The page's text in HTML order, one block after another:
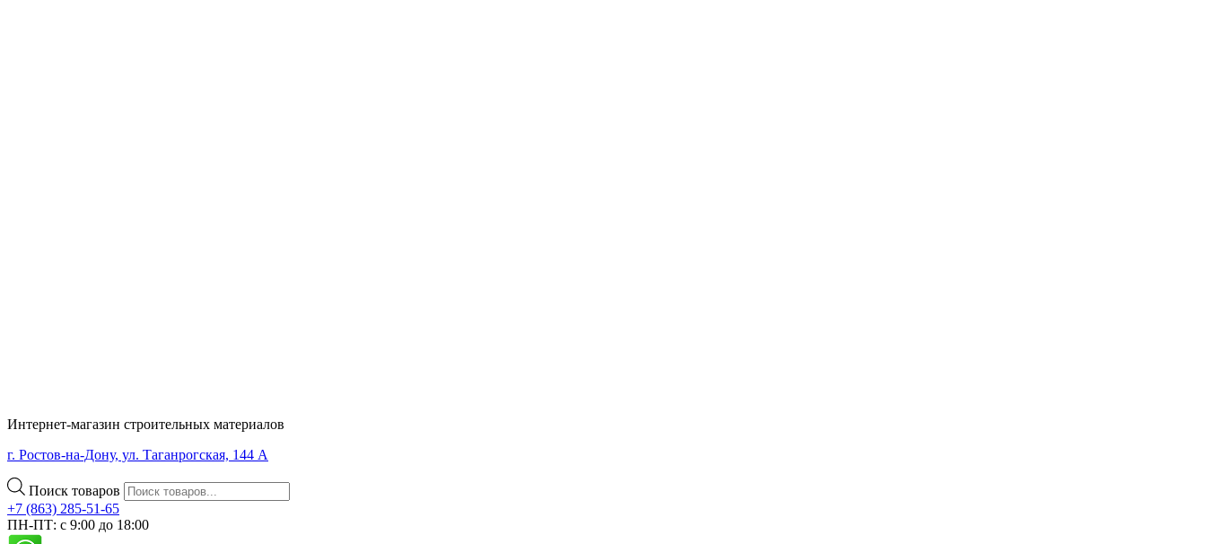
Интернет-магазин строительных материалов
г. Ростов-на-Дону, ул. Таганрогская, 144 А
Поиск товаров
+7 (863) 285-51-65
ПН-ПТ: с 9:00 до 18:00